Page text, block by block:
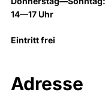
14—17 Uhr
Eintritt frei
Adresse